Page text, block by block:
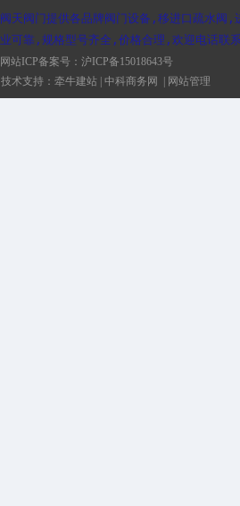
阀天阀门提供各品牌阀门设备,移进口疏水
业可靠,规格型号齐全,价格合理,欢迎电话联
网站ICP备案号： 沪ICP备15018643号
技术支持： 牵牛建站 中科商务网 网站管理